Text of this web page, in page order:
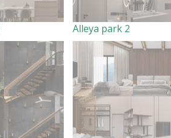
Alleya park 2